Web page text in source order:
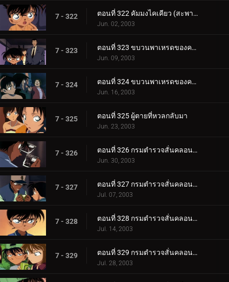
7 - 322 ตอนที่ 322 คัมมงไคเคียว (สะพานข้ามทะเล) แห่งมิตรภาพกับจิตสังหาร (ตอนจบ) ยอดนักสืบจิ๋วโคนัน เดอะซี_.
Jun. 02, 2003
7 - 323 ตอนที่ 323 ขบวนพาเหรดของความดีและความชั่ว (ตอนแรก )
Jun. 09, 2003
7 - 324 ตอนที่ 324 ขบวนพาเหรดของความดีและความชั่ว (ตอนจบ)
Jun. 16, 2003
7 - 325 ตอนที่ 325 ผู้ตายที่หวลกลับมา
Jun. 23, 2003
7 - 326 ตอนที่ 326 กรมตำรวจสั่นคลอน ตัวประกัน 12 ล้านคน (ตอนพิเศษ ตอนแรก)
Jun. 30, 2003
7 - 327 ตอนที่ 327 กรมตำรวจสั่นคลอน ตัวประกัน 12 ล้านคน (ตอนพิเศษ ตอนที่ 2)
Jul. 07, 2003
7 - 328 ตอนที่ 328 กรมตำรวจสั่นคลอน ตัวประกัน 12 ล้านคน (ตอนพิเศษ ตอนที่ 3)
Jul. 14, 2003
7 - 329 ตอนที่ 329 กรมตำรวจสั่นคลอน ตัวประกัน 12 ล้านคน (ตอนพิเศษ ตอนจบ)
Jul. 28, 2003